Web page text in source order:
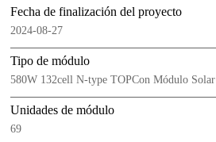
Fecha de finalización del proyecto
2024-08-27
Tipo de módulo
580W 132cell N-type TOPCon Módulo Solar
Unidades de módulo
69